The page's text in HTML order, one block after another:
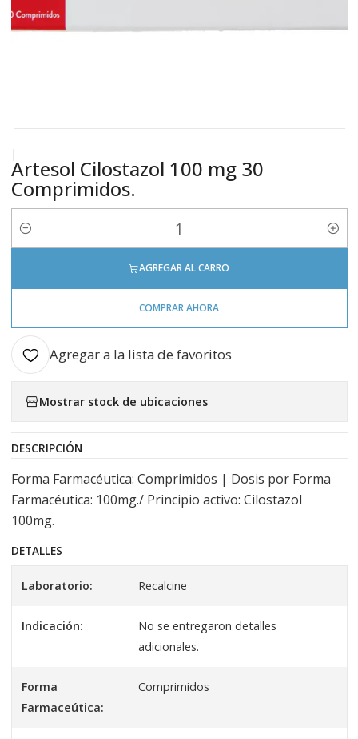
|
Artesol Cilostazol 100 mg 30
Comprimidos.
Cantidad
AGREGAR AL CARRO
COMPRAR AHORA
Agregar a la lista de favoritos
Mostrar stock de ubicaciones
DESCRIPCIÓN
Forma Farmacéutica: Comprimidos | Dosis por Forma
Farmacéutica: 100mg./ Principio activo: Cilostazol
100mg.
DETALLES
Laboratorio: Recalcine
Indicación:
No se entregaron detalles
adicionales.
Forma
Farmaceútica:
Comprimidos